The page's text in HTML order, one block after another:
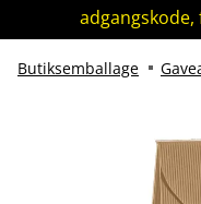
Butiksemballage